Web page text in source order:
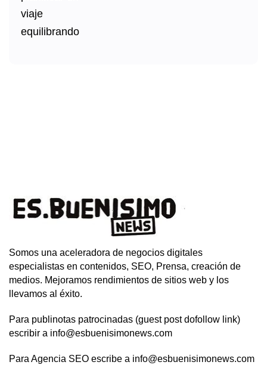
Somos una aceleradora de negocios digitales
especialistas en contenidos, SEO, Prensa, creación de
medios. Mejoramos rendimientos de sitios web y los
llevamos al éxito.
Para publinotas patrocinadas (guest post dofollow link)
escribir a info@esbuenisimonews.com
Para Agencia SEO escribe a info@esbuenisimonews.com